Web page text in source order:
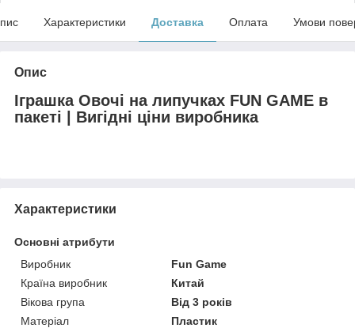
Характеристики Доставка Оплата Умови
Опис
Іграшка Овочі на липучках FUN GAME в
пакеті | Вигідні ціни виробника
Характеристики
Основні атрибути
Виробник
Fun Game
Країна виробник
Китай
Вікова група
Від 3 років
Матеріал
Пластик